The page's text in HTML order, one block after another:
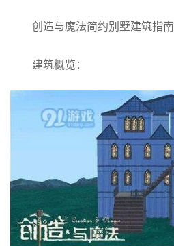
创造与魔法简约别墅建筑指南
建筑概览：